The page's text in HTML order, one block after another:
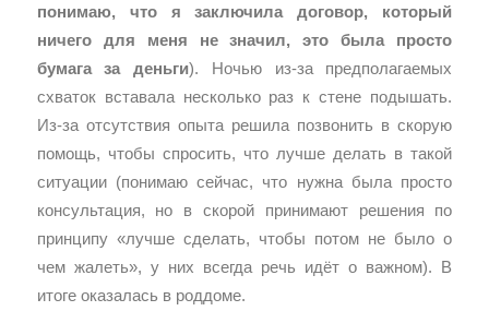
понимаю, что я заключила договор, который
ничего для меня не значил, это была просто
бумага за деньги). Ночью из-за предполагаемых
схваток вставала несколько раз к стене подышать.
Из-за отсутствия опыта решила позвонить в скорую
помощь, чтобы спросить, что лучше делать в такой
ситуации (понимаю сейчас, что нужна была просто
консультация, но в скорой принимают решения по
принципу «лучше сделать, чтобы потом не было о
чем жалеть», у них всегда речь идёт о важном). В
итоге оказалась в роддоме.